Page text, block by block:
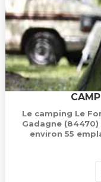
Le camping Le
Gadagne
environ 55